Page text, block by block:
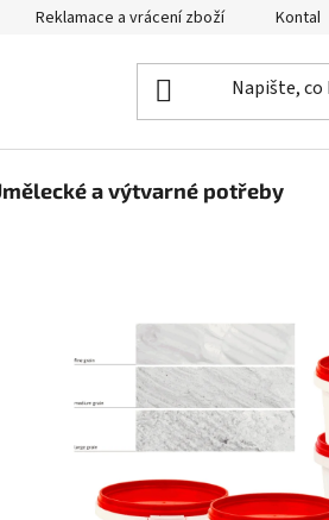
Reklamace a vrácení zboží Kontakty
a výtvarné potřeby